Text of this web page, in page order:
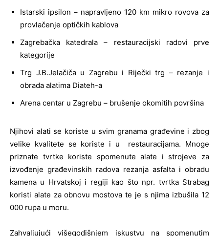
Istarski ipsilon – napravljeno 120 km mikro rovova za
provlačenje optičkih kablova
Zagrebačka katedrala – restauracijski radovi prve
kategorije
Trg J.B.Jelačiča u Zagrebu i Riječki trg – rezanje i
obrada alatima Diateh-a
Arena centar u Zagrebu – brušenje okomitih površina
Njihovi alati se koriste u svim granama građevine i zbog
velike kvalitete se koriste i u restauracijama. Mnoge
priznate tvrtke koriste spomenute alate i strojeve za
izvođenje građevinskih radova rezanja asfalta i obradu
kamena u Hrvatskoj i regiji kao što npr. tvrtka Strabag
koristi alate za obnovu mostova te je s njima izbušila 12
000 rupa u moru.
Zahvaljujući višegodišnjem iskustvu na spomenutim